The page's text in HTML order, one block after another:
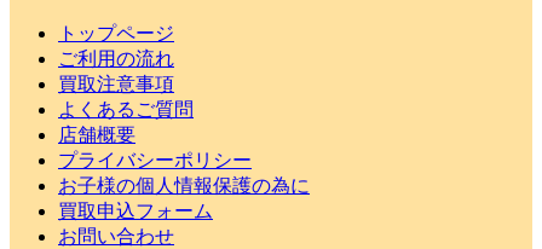
トップページ
ご利用の流れ
買取注意事項
よくあるご質問
店舗概要
プライバシーポリシー
お子様の個人情報保護の為に
買取申込フォーム
お問い合わせ